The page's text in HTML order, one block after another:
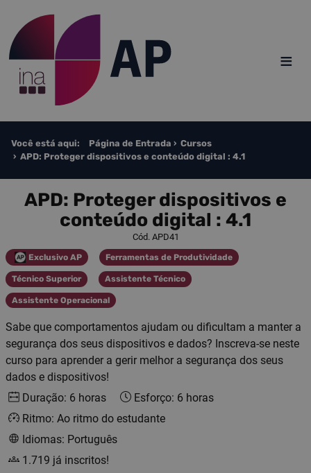
≡
Você está aqui: Página de Entrada
Cursos
APD: Proteger dispositivos e conteúdo digital : 4.1
APD: Proteger dispositivos e
conteúdo digital : 4.1
Cód. APD41
Categoria
Exclusivo AP Categoria
Ferramentas de Produtividade
Categoria
Técnico Superior Categoria
Assistente Técnico
Categoria
Assistente Operacional
Sabe que comportamentos ajudam ou dificultam a manter a
segurança dos seus dispositivos e dados? Inscreva-se neste
curso para aprender a gerir melhor a segurança dos seus
dados e dispositivos!
Duração: 6 horas
Esforço: 6 horas
Ritmo: Ao ritmo do estudante
Idiomas: Português
1.719 já inscritos!